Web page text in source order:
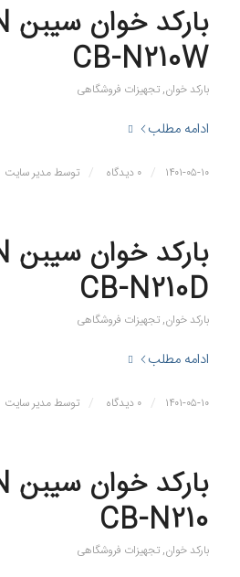
CB-N210W
بارکد خوان,تجهیزات فروشگاهی
ادامه مطلب
۱۴۰۱-۰۵-۱۰ / ۰ دیدگاه / توسط مدیر سایت
CB-N210D
بارکد خوان,تجهیزات فروشگاهی
ادامه مطلب
۱۴۰۱-۰۵-۱۰ / ۰ دیدگاه / توسط مدیر سایت
CB-N210
بارکد خوان,تجهیزات فروشگاهی